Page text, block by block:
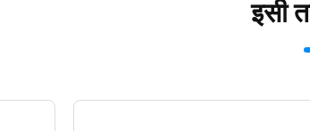
इसी